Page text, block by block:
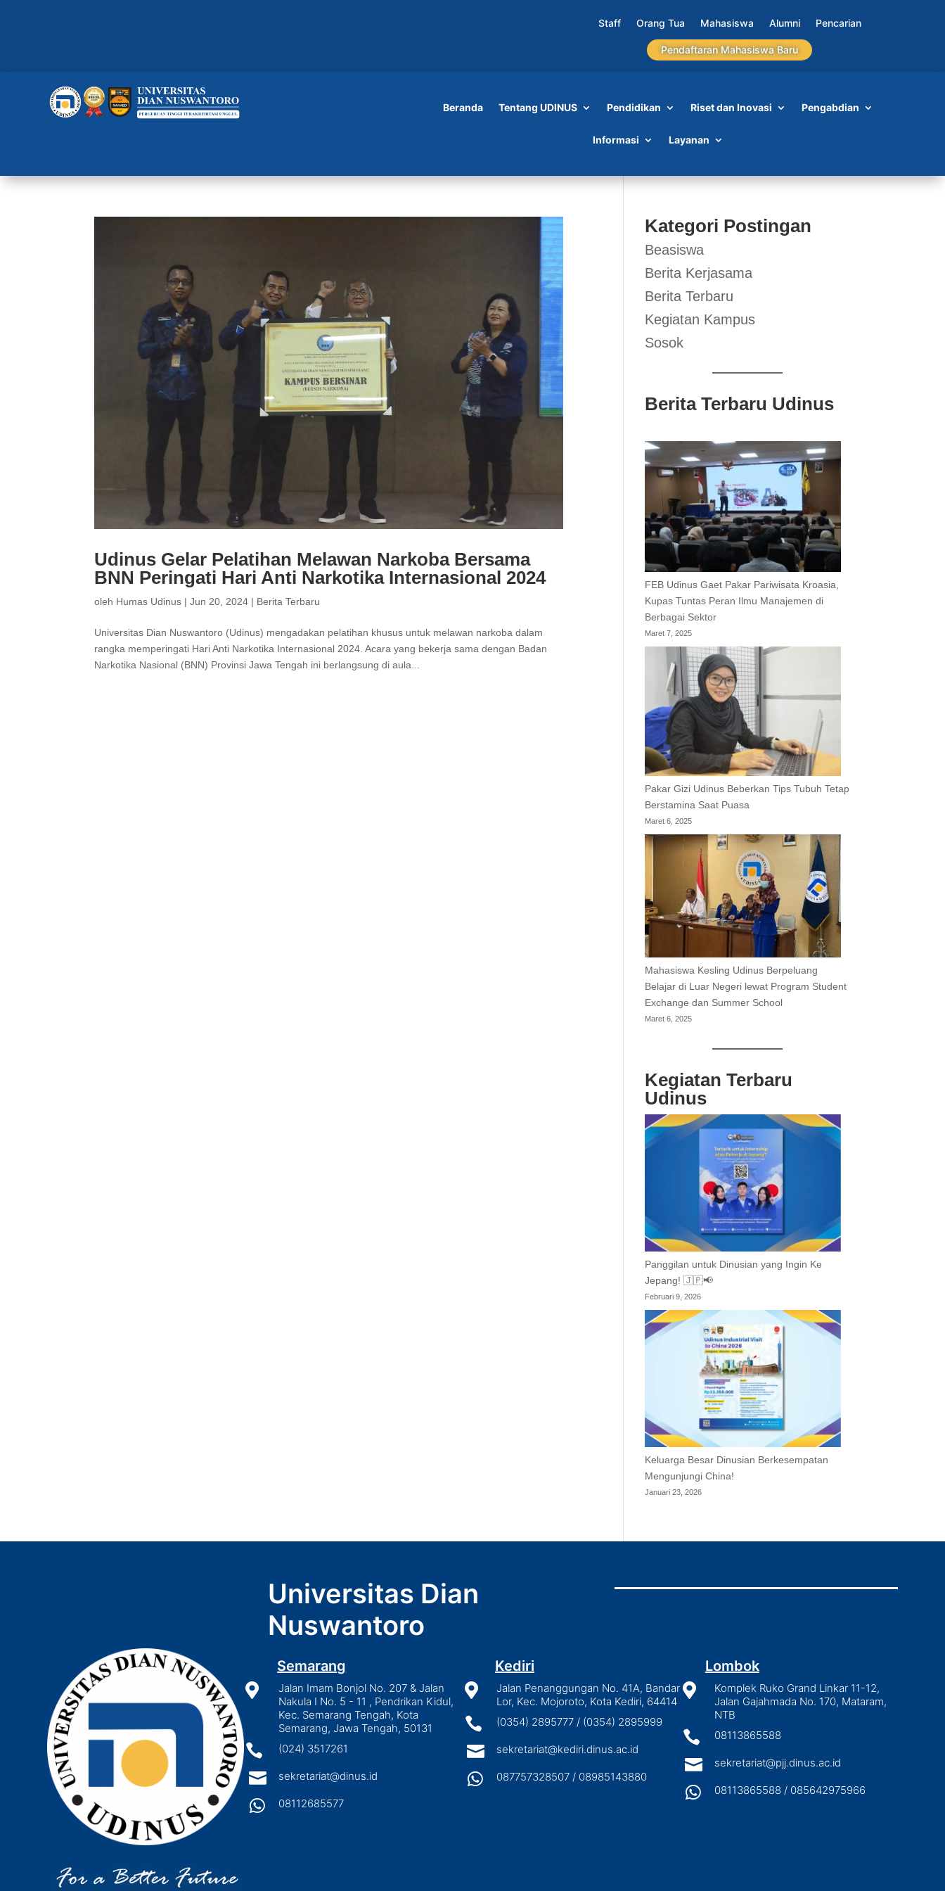
Staff Orang Tua Mahasiswa Alumni Pencarian
Pendaftaran Mahasiswa Baru
Beranda Tentang UDINUS Pendidikan Riset dan Inovasi Pengabdian
Informasi Layanan
Udinus Gelar Pelatihan Melawan Narkoba Bersama
BNN Peringati Hari Anti Narkotika Internasional 2024
oleh Humas Udinus |Jun 20, 2024 | Berita Terbaru
Universitas Dian Nuswantoro (Udinus) mengadakan pelatihan khusus untuk melawan narkoba dalam
rangka memperingati Hari Anti Narkotika Internasional 2024. Acara yang bekerja sama dengan Badan
Narkotika Nasional (BNN) Provinsi Jawa Tengah ini berlangsung di aula...
Kategori Postingan
Beasiswa
Berita Kerjasama
Berita Terbaru
Kegiatan Kampus
Sosok
Berita Terbaru Udinus
FEB Udinus Gaet Pakar Pariwisata Kroasia,
Kupas Tuntas Peran Ilmu Manajemen di
Berbagai Sektor
Maret 7, 2025
Pakar Gizi Udinus Beberkan Tips Tubuh Tetap
Berstamina Saat Puasa
Maret 6, 2025
Mahasiswa Kesling Udinus Berpeluang
Belajar di Luar Negeri lewat Program Student
Exchange dan Summer School
Maret 6, 2025
Kegiatan Terbaru
Udinus
Panggilan untuk Dinusian yang Ingin Ke
Jepang! 🇯🇵📢
Februari 9, 2026
Keluarga Besar Dinusian Berkesempatan
Mengunjungi China!
Januari 23, 2026
Universitas Dian
Nuswantoro
Semarang

Jalan Imam Bonjol No. 207 & Jalan
Nakula I No. 5 - 11 , Pendrikan Kidul,
Kec. Semarang Tengah, Kota
Semarang, Jawa Tengah, 50131
 (024) 3517261
 sekretariat@dinus.id
 08112685577
Kediri

Jalan Penanggungan No. 41A, Bandar
Lor, Kec. Mojoroto, Kota Kediri, 64414
 (0354) 2895777 / (0354) 2895999
 sekretariat@kediri.dinus.ac.id
 087757328507 / 08985143880
Lombok

Komplek Ruko Grand Linkar 11-12,
Jalan Gajahmada No. 170, Mataram,
NTB
 08113865588
 sekretariat@pjj.dinus.ac.id
 08113865588 / 085642975966